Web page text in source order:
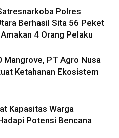
Polres
Berhasil Sita 56 Peket
4 Orang Pelaku
Mangrove, PT Agro Nusa
Ketahanan Ekosistem
Kapasitas Warga
Potensi Bencana